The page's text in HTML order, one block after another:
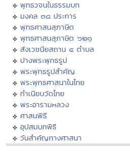
พุทธวจนในธรรมบท
มงคล ๓๘ ประการ
พุทธศาสนสุภาษิต
พุทธศาสนสุภาษิต ๖๒๑
สังเวชนียสถาน ๔ ตำบล
ปางพระพุทธรูป
พระพุทธรูปสำคัญ
พระพุทธศาสนาในไทย
ทำเนียบวัดไทย
พระอารามหลวง
ศาสนพิธี
อุปสมบทพิธี
วันสำคัญทางศาสนา